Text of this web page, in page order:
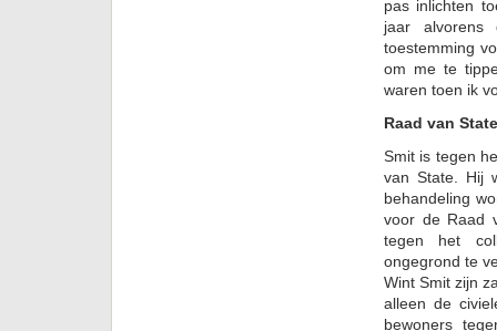
pas inlichten
jaar
toestemming
om me te
waren toen ik
Raad van State
Smit is tegen
van State. Hij
behandeling
voor de Raad
tegen het
ongegrond te
Wint Smit zijn
alleen de
bewoners